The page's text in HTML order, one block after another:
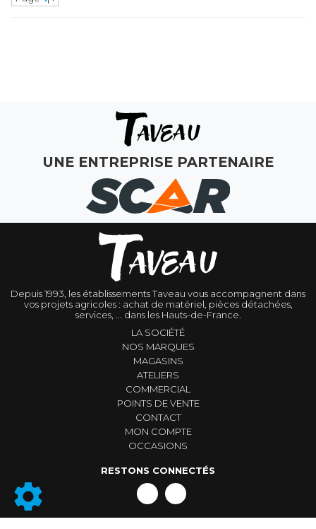
MON COMPTE
UNE ENTREPRISE PARTENAIRE
Depuis 1993, les établissements Taveau vous accompagnent dans
vos projets agricoles : achat de matériel, pièces détachées,
services, ... dans les Hauts-de-France.
LA SOCIÉTÉ
NOS MARQUES
MAGASINS
ATELIERS
COMMERCIAL
POINTS DE VENTE
CONTACT
MON COMPTE
OCCASIONS
RESTONS CONNECTÉS